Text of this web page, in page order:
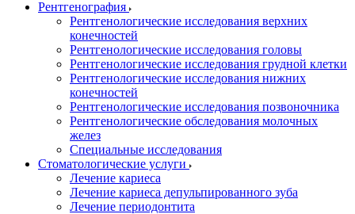
Рентгенография
Рентгенологические исследования верхних
конечностей
Рентгенологические исследования головы
Рентгенологические исследования грудной клетки
Рентгенологические исследования нижних
конечностей
Рентгенологические исследования позвоночника
Рентгенологические обследования молочных
желез
Специальные исследования
Стоматологические услуги
Лечение кариеса
Лечение кариеса депульпированного зуба
Лечение периодонтита